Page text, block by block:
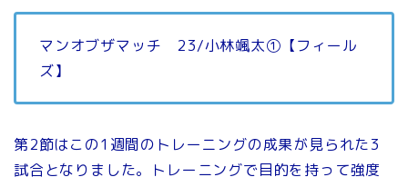
マンオブザマッチ 23/小林颯太①【フィール
ズ】
第2節はこの1週間のトレーニングの成果が見られた3
試合となりました。トレーニングで目的を持って強度